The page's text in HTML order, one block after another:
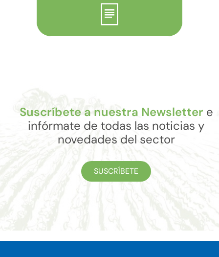
Suscríbete a nuestra Newsletter e
infórmate de todas las noticias y
novedades del sector
SUSCRÍBETE